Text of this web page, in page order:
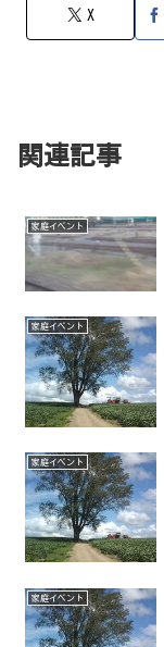
X
関連記事
家庭イベント
家庭イベント
家庭イベント
家庭イベント